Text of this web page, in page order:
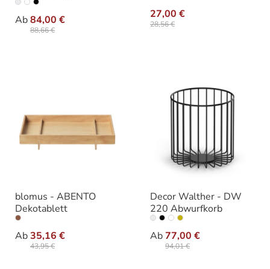
Ab84,00 €
88,66 €
Ausführung 27,00 €
28,56 €
blomus - ABENTO
Dekotablett
Ab35,16 €
43,95 €
Varianten
Decor Walther - DW
220 Abwurfkorb
Ab77,00 €
94,01 €
Farbe